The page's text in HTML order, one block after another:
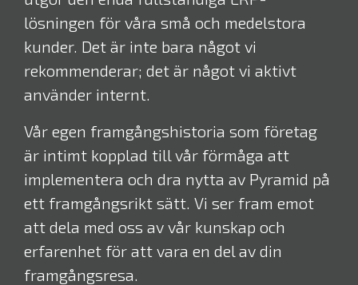
lösningen för våra små och medelstora
kunder. Det är inte bara något vi
rekommenderar; det är något vi aktivt
använder internt.
Vår egen framgångshistoria som företag
är intimt kopplad till vår förmåga att
implementera och dra nytta av Pyramid på
ett framgångsrikt sätt. Vi ser fram emot
att dela med oss av vår kunskap och
erfarenhet för att vara en del av din
framgångsresa.